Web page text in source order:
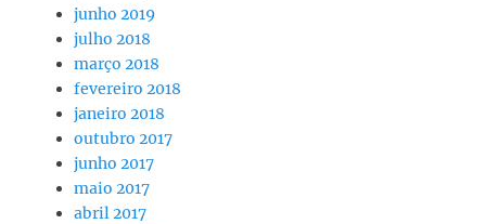
junho 2019
julho 2018
março 2018
fevereiro 2018
janeiro 2018
outubro 2017
junho 2017
maio 2017
abril 2017